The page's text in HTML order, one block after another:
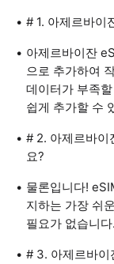
# 1. 아제르바이
아제르바이잔
으로 추가하여
데이터가 부족
쉽게 추가할 수
# 2. 아제르바이
요?
물론입니다!
지하는 가장 쉬
필요가 없습니다.
# 3. 아제르바이